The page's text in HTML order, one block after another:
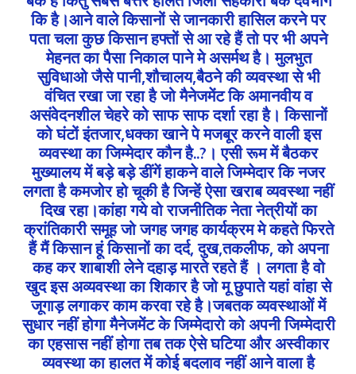
कि है।आने वाले किसानों से जानकारी हासिल करने पर
पता चला कुछ किसान हफ्तों से आ रहे हैं तो पर भी अपने
मेहनत का पैसा निकाल पाने मे असर्मथ है। मुलभुत
सुविधाओ जैसे पानी,शौचालय,बैठने की व्यवस्था से भी
वंचित रखा जा रहा है जो मैनेजमेंट कि अमानवीय व
असंवेदनशील चेहरे को साफ साफ दर्शा रहा है। किसानों
को घंटों इंतजार,धक्का खाने पे मजबूर करने वाली इस
व्यवस्था का जिम्मेदार कौन है..?। एसी रूम में बैठकर
मुख्यालय में बड़े बड़े डींगें हाकने वाले जिम्मेदार कि नजर
लगता है कमजोर हो चूकी है जिन्हें ऐसा खराब व्यवस्था नहीं
दिख रहा।कांहा गये वो राजनीतिक नेता नेत्रीयों का
क्रांतिकारी समूह जो जगह जगह कार्यक्रम मे कहते फिरते
हैं मैं किसान हूं किसानों का दर्द, दुख,तकलीफ, को अपना
कह कर शाबाशी लेने दहाड़ मारते रहते हैं । लगता है वो
खुद इस अव्यवस्था का शिकार है जो मू छुपाते यहां वांहा से
जूगाड़ लगाकर काम करवा रहे है।जबतक व्यवस्थाओं में
सुधार नहीं होगा मैनेजमेंट के जिम्मेदारो को अपनी जिम्मेदारी
का एहसास नहीं होगा तब तक ऐसे घटिया और अस्वीकार
व्यवस्था का हालत में कोई बदलाव नहीं आने वाला है